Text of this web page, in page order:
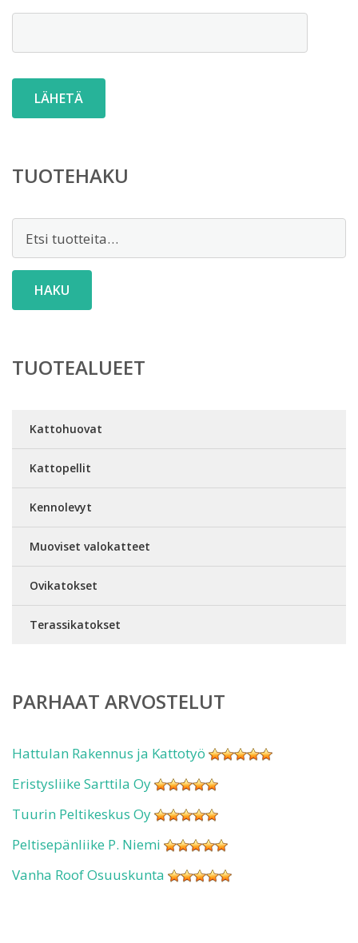
TUOTEHAKU
HAKU
TUOTEALUEET
Kattohuovat
Kattopellit
Kennolevyt
Muoviset valokatteet
Ovikatokset
Terassikatokset
PARHAAT ARVOSTELUT
Hattulan Rakennus ja Kattotyö
Eristysliike Sarttila Oy
Tuurin Peltikeskus Oy
Peltisepänliike P. Niemi
Vanha Roof Osuuskunta